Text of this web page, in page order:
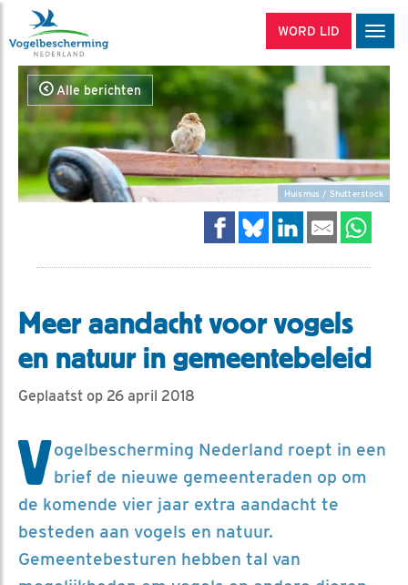
WORD LID
Alle berichten
Huismus / Shutterstock
Meer aandacht voor vogels
en natuur in gemeentebeleid
Geplaatst op 26 april 2018
Vogelbescherming Nederland roept in een
brief de nieuwe gemeenteraden op om
de komende vier jaar extra aandacht te
besteden aan vogels en natuur.
Gemeentebesturen hebben tal van